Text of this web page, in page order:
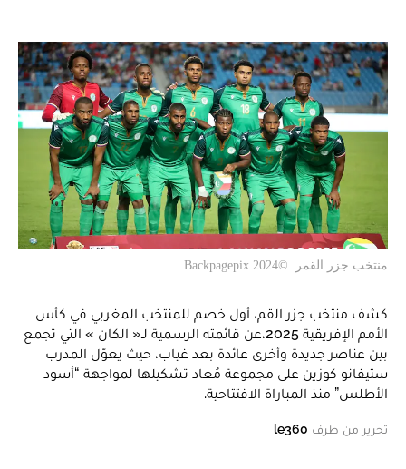
منتخب جزر القمر. ©Backpagepix 2024
كشف منتخب جزر القم، أول خصم للمنتخب المغربي في كأس
الأمم الإفريقية 2025،عن قائمته الرسمية لـ« الكان » التي تجمع
بين عناصر جديدة وأخرى عائدة بعد غياب، حيث يعوّل المدرب
ستيفانو كوزين على مجموعة مُعاد تشكيلها لمواجهة “أسود
الأطلس” منذ المباراة الافتتاحية.
تحرير من طرف le360